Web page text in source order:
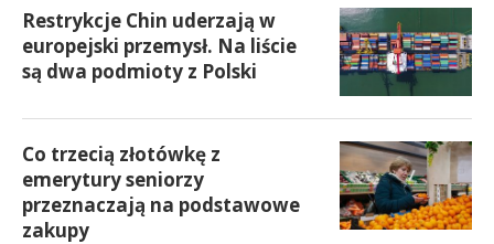
Restrykcje Chin uderzają w
europejski przemysł. Na liście
są dwa podmioty z Polski
Co trzecią złotówkę z
emerytury seniorzy
przeznaczają na podstawowe
zakupy